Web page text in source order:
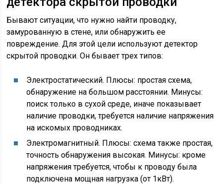
Бывают ситуации, что нужно найти проводку,
замурованную в стене, или обнаружить ее
повреждение. Для этой цели используют детектор
скрытой проводки. Он бывает трех типов:
Электростатический. Плюсы: простая схема,
обнаружение на большом расстоянии. Минусы:
поиск только в сухой среде, иначе показывает
наличие проводки, требуется наличие напряжения
на искомых проводниках.
Электромагнитный. Плюсы: схема также простая,
точность обнаружения высокая. Минусы: кроме
напряжения требуется, чтобы к проводу была
подключена мощная нагрузка (от 1кВт).